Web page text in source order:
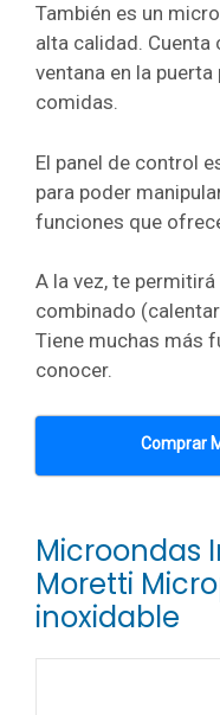
También es un
alta calidad. Cuenta
ventana en la
comidas.
El panel de control
para poder
funciones que
A la vez, te
combinado
Tiene muchas más
conocer.
Comprar
Microondas
Moretti
inoxidable